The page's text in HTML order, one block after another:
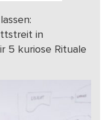
in
5 kuriose Rituale